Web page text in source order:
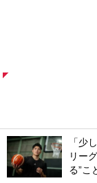
「少
リー
る”こ